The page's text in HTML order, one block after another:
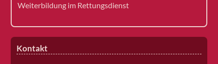
Weiterbildung im Rettungsdienst
Kontakt